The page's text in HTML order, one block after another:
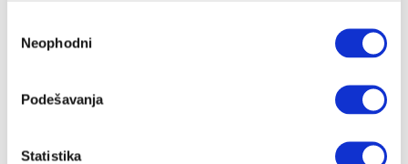
сагласности
Neophodni
Podešavanja
Statistika